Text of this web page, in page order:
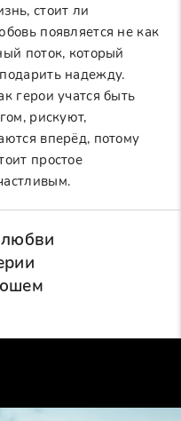
стоит ли
появляется не как
поток, который
надежду.
герои учатся быть
рискуют,
вперёд, потому
простое